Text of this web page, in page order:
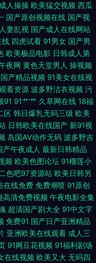
色91线上网站 久久国产东北
码爆乳久久 先锋AV资源 伊人
黑丝性爱喷水AV 欧美亚洲小
碰97操逼 国产精品色 美女网站
国产伪娘91 久久青青草视频
肛交wwww 韩日免费A 麻豆黄
站 91微拍福利视频 www久热
足交视频 探花AV网 先锋影音
丝诱惑av 美女免费αV 日本国
97福利网 超碰碰人妻無碼 国
合 日韩五区不卡 亚州第一夜
人操操 欧美猛交视频 西瓜
国产原创视频在线 国产视
人妻乱视 国产成人在线网站
线 四虎试看 91男女 国产男
欧美极品电影 日韩成人第
夜网 黄色天堂男人 操视频
产精品视频 91美女在线视
看资源 波多野洁衣视频 污
91 91艹艹 久草网在线 18福
区 韩日爆乳无码三级 欧美
日韩欧美在线国产 新91视
岛国AV动作无码 波多野吉
产午夜成人 最新日韩精品
频 欧美色图论坛 91榴莲小
色吧97资源站 欧美日韩另
在线免费 免费潮喷 91原创
高清免费视频 午夜电影全集
超清国产剧大全 91中文字
免费91 国产日产亚洲精品
亚洲欧美在线观看 成人三
91网豆花视频 91福利剧场
在线视频 欧美又大 无码四